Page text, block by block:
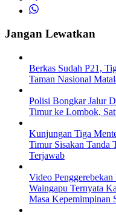
Jangan Lewatkan
Berkas Sudah P21,
Taman Nasional
Polisi Bongkar Jalur
Timur ke Lombok,
Kunjungan Tiga
Timur Sisakan Tanda
Terjawab
Video
Waingapu Ternyata
Masa Kepemimpinan